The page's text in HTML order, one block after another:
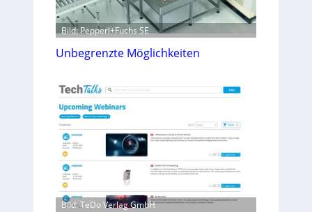
Bild: Pepperl+Fuchs SE
Unbegrenzte Möglichkeiten
Bild: TeDo Verlag GmbH